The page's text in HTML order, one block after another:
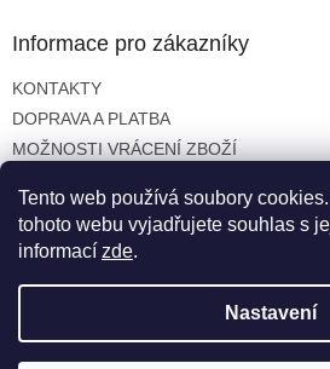
Tento web používá soubory
tohoto webu vyjadřujete souhlas s
informací zde.
Nastavení
Informace pro zákazníky
KONTAKTY
DOPRAVA A PLATBA
MOŽNOSTI VRÁCENÍ ZBOŽÍ
OCHRANA OSOBNÍCH ÚDAJŮ
Vytvořil